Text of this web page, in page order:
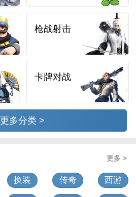
枪战射击
卡牌对战
更多分类 >
更多 >
换装 传奇 西游